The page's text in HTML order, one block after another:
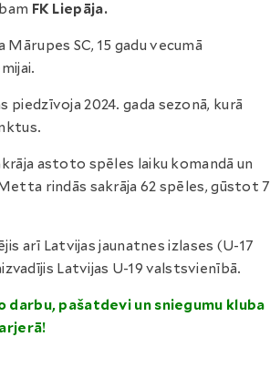
FK Liepāja.
SC, 15 gadu vecumā
2024. gada sezonā, kurā
astoto spēles laiku komandā un
rindās sakrāja 62 spēles, gūstot 7
arī Latvijas jaunatnes izlases (U-17
Latvijas U-19 valstsvienībā.
darbu, pašatdevi un sniegumu kluba